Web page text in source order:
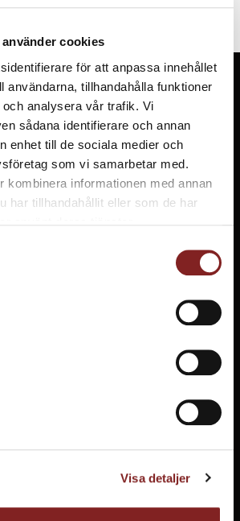
cookies
för att anpassa innehållet
användarna, tillhandahålla funktioner
analysera vår trafik. Vi
sådana identifierare och annan
enhet till de sociala medier och
som vi samarbetar med.
kombinera informationen med annan
har tillhandahållit eller som de har
Visa detaljer
KUNDREFERENSER
säger våra kunder?